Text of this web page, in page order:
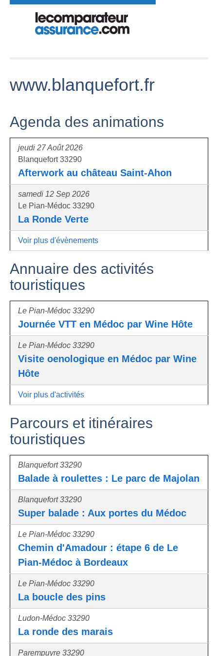
www.blanquefort.fr
Agenda des animations
jeudi 27 Août 2026
Blanquefort 33290
Afterwork au château Saint-Ahon
samedi 12 Sep 2026
Le Pian-Médoc 33290
La Ronde Verte
Voir plus d'évènements
Annuaire des activités
touristiques
Le Pian-Médoc 33290
Journée VTT en Médoc par Wine Hôte
Le Pian-Médoc 33290
Visite oenologique en Médoc par Wine
Hôte
Voir plus d'activités
Parcours et itinéraires
touristiques
Blanquefort 33290
Balade à roulettes : Le parc de Majolan
Blanquefort 33290
Super balade : Aux portes du Médoc
Le Pian-Médoc 33290
Chemin d'Amadour : étape 6 de Le
Pian-Médoc à Bordeaux
Le Pian-Médoc 33290
La boucle des pins
Ludon-Médoc 33290
La ronde des marais
Parempuyre 33290